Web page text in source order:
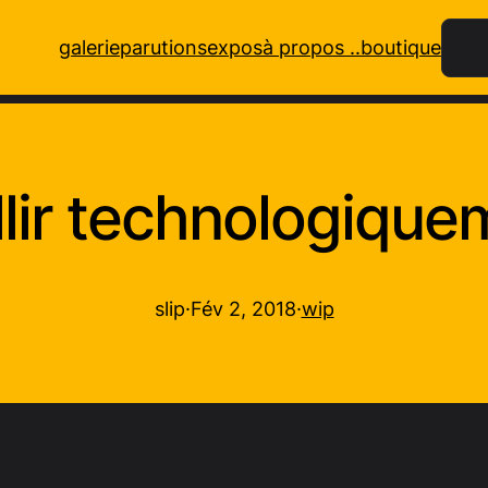
galerieparutionsexposà propos ..boutique
slip·Fév 2, 2018·wip